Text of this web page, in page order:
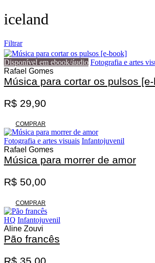
iceland
Filtrar
Promoção
Disponível em ebook/áudio Fotografia e artes
Rafael Gomes
Música para cortar os pulsos
R$ 29,90
COMPRAR
Fotografia e artes visuais Infantojuvenil
Rafael Gomes
Música para morrer de amor
R$ 50,00
COMPRAR
HQ Infantojuvenil
Aline Zouvi
Pão francês
R$ 35,00